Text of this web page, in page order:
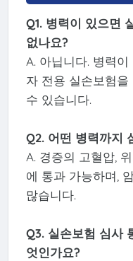
Q1. 병력이 있으면
없나요?
A. 아닙니다. 병력
자 전용 실손보험
수 있습니다.
Q2. 어떤 병력까지
A. 경증의 고혈압,
에 통과 가능하며,
많습니다.
Q3. 실손보험 심사
엇인가요?